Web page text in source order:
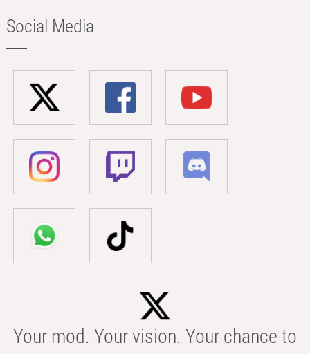
Social Media
Your mod. Your vision. Your chance to